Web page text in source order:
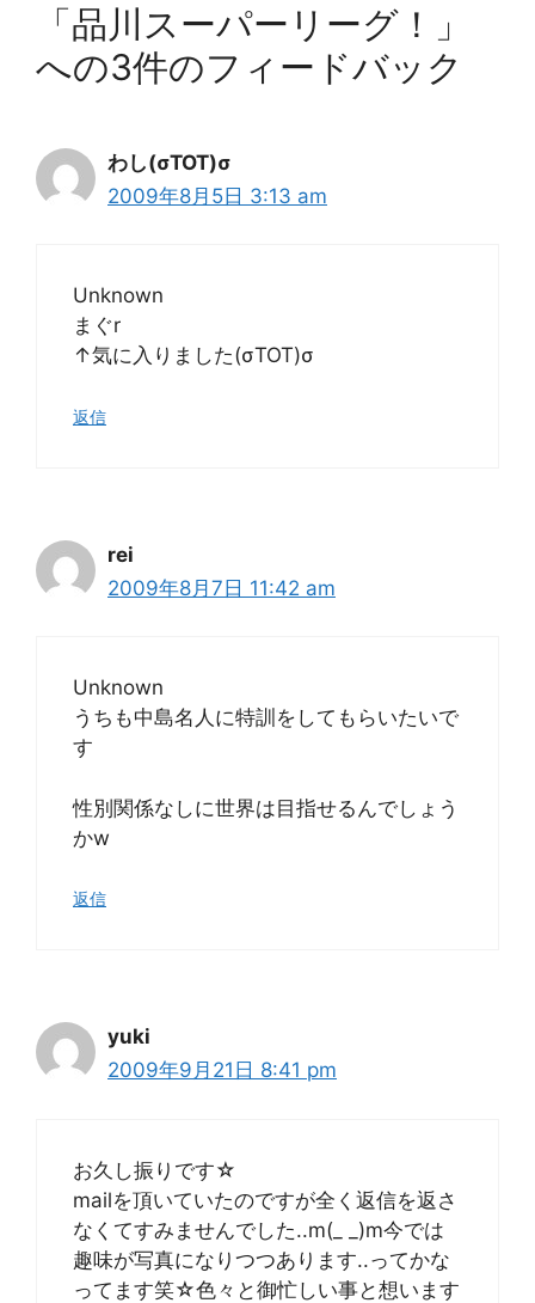
「品川スーパーリーグ！」
への3件のフィードバック
わし(σTOT)σ
2009年8月5日 3:13 am
Unknown
まぐr
↑気に入りました(σTOT)σ
返信
rei
2009年8月7日 11:42 am
Unknown
うちも中島名人に特訓をしてもらいたいで
す
性別関係なしに世界は目指せるんでしょう
かw
返信
yuki
2009年9月21日 8:41 pm
お久し振りです☆
mailを頂いていたのですが全く返信を返さ
なくてすみませんでした..m(_ _)m今では
趣味が写真になりつつあります..ってかな
ってます笑☆色々と御忙しい事と想います